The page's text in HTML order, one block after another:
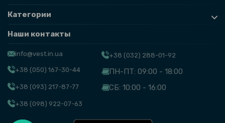
Категории
Наши контакты
info@vest.in.ua
+38 (050) 167-30-44
+38 (093) 217-87-77
+38 (098) 922-07-63
+38 (032) 288-01-92
ПН-ПТ: 09:00 - 18:00
СБ: 10:00 - 16:00